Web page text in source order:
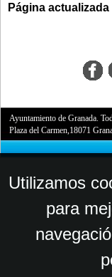
Página actualizada
Ayuntamiento de Granada.
Plaza del Carmen,18071
Utilizamos
para